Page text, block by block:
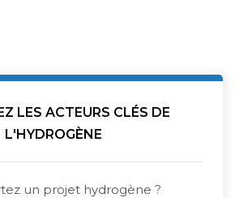
LES ACTEURS CLÉS DE
L'HYDROGÈNE
un projet hydrogène ?